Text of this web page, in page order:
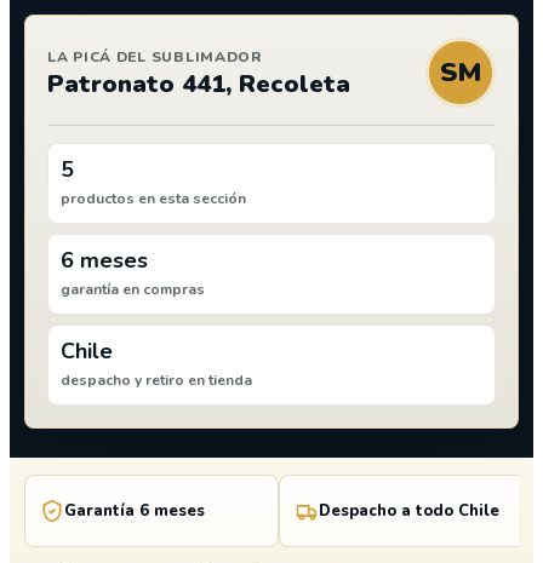
LA PICÁ DEL SUBLIMADOR
Patronato 441, Recoleta SM
5
productos en esta sección
6 meses
garantía en compras
Chile
despacho y retiro en tienda
Garantía 6 meses Despacho a todo Chile